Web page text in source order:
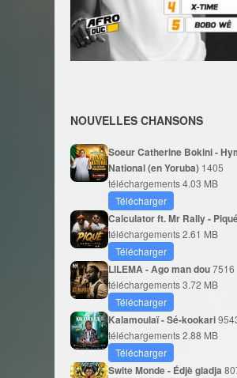
NOUVELLES CHANSONS
Soeur Catherine Bokini -
National (en Yoruba) 1405
téléchargements4.03 MB
Télécharger
Calculator ft. Mr Rally -
téléchargements2.61 MB
Télécharger
LILEMA - Ago man dou7516
téléchargements3.72 MB
Télécharger
Kalamoulaï - Sé-kookari
téléchargements2.88 MB
Télécharger
Swite Monde - Édjè gladja